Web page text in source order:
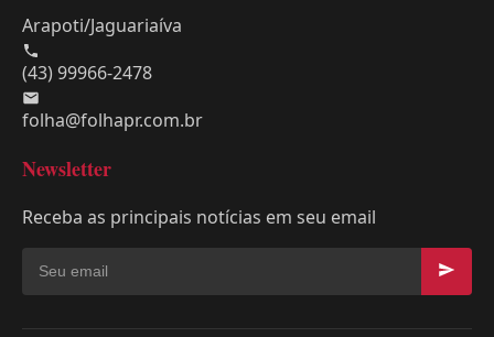
Arapoti/Jaguariaíva
(43) 99966-2478
folha@folhapr.com.br
Newsletter
Receba as principais notícias em seu email